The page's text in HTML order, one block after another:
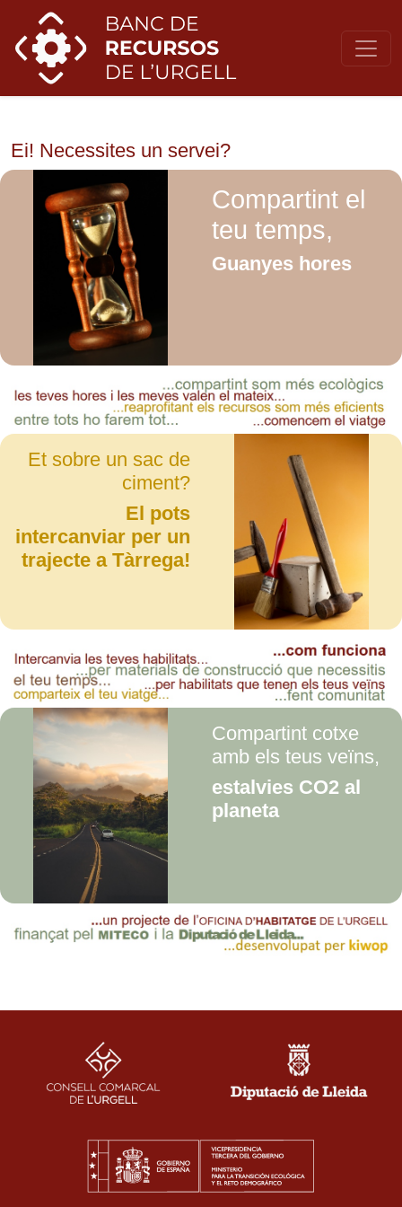
Ei! Necessites un servei?
Compartint el
teu temps,
Guanyes hores
Et sobre un sac de
ciment?
El pots
intercanviar per un
trajecte a Tàrrega!
Compartint cotxe
amb els teus veïns,
estalvies CO2 al
planeta